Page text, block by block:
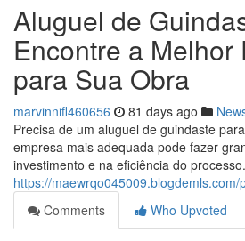
Aluguel de
Encontre a Melhor
para Sua Obra
marvinnifl460656 81 days ago
Precisa de um aluguel de guindaste
empresa mais adequada pode fazer
investimento e na eficiência do
https://maewrqo045009.blogdemls.com/
Comments
Who Upvoted